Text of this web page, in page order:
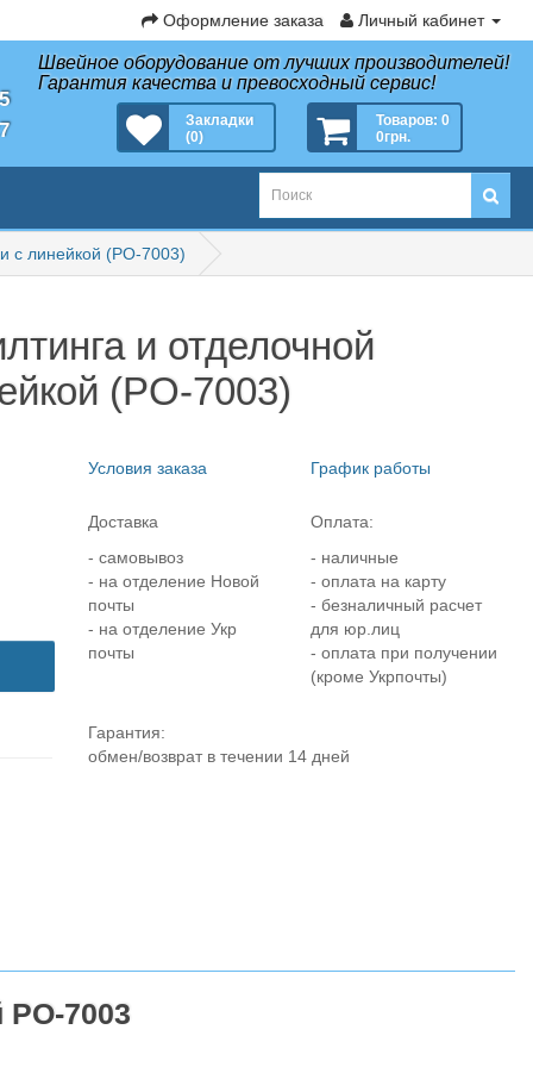
Оформление заказа Личный кабинет
Швейное оборудование от лучших производителей!
Гарантия качества и превосходный сервис!
Закладки
(0)
Товаров: 0
0грн.
с линейкой (PO-7003)
и отделочной
(PO-7003)
Условия заказа
Доставка
- самовывоз
- на отделение Новой
почты
- на отделение Укр
почты
График работы
Оплата:
- наличные
- оплата на карту
- безналичный расчет
для юр.лиц
- оплата при получении
(кроме Укрпочты)
Гарантия:
обмен/возврат в течении 14 дней
7003